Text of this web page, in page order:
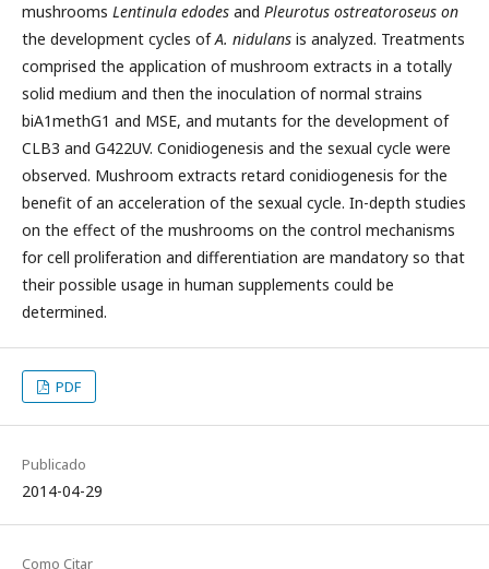
mushrooms Lentinula edodes and Pleurotus ostreatoroseus on
the development cycles ofA. nidulans is analyzed. Treatments
comprised the application of mushroom extracts in a totally
solid medium and then the inoculation of normal strains
biA1methG1 and MSE, and mutants for the development of
CLB3 and G422UV. Conidiogenesis and the sexual cycle were
observed. Mushroom extracts retard conidiogenesis for the
benefit of an acceleration of the sexual cycle. In-depth studies
on the effect of the mushrooms on the control mechanisms
for cell proliferation and differentiation are mandatory so that
their possible usage in human supplements could be
determined.
PDF
Publicado
2014-04-29
Como Citar